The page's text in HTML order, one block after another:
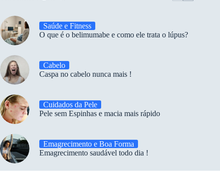
Saúde e Fitness
O que é o belimumabe e como ele trata o lúpus?
Cabelo
Caspa no cabelo nunca mais !
Cuidados da Pele
Pele sem Espinhas e macia mais rápido
Emagrecimento e Boa Forma
Emagrecimento saudável todo dia !